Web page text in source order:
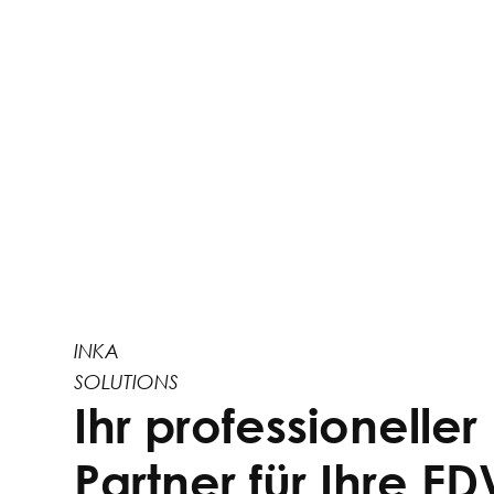
INKA
SOLUTIONS
Ihr professioneller
Partner für Ihre